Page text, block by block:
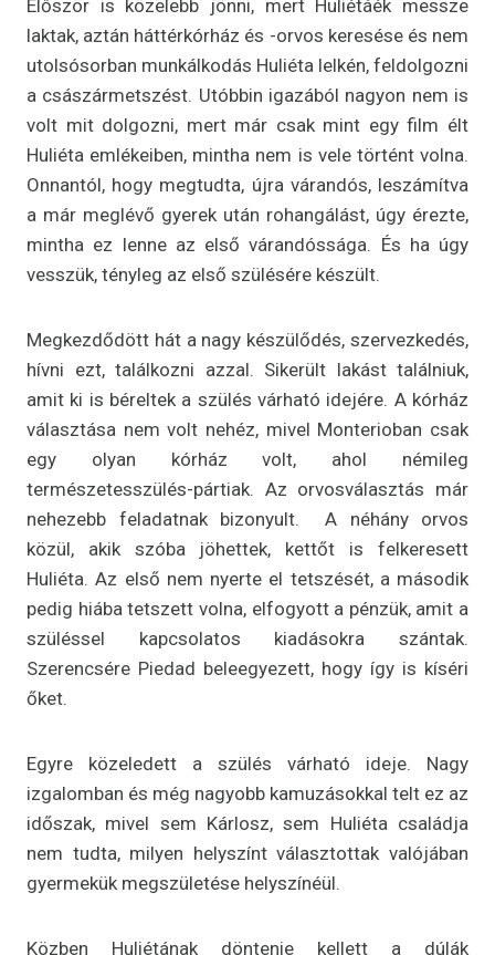
Először is közelebb jönni, mert Huliétáék messze
laktak, aztán háttérkórház és -orvos keresése és nem
utolsósorban munkálkodás Huliéta lelkén, feldolgozni
a császármetszést. Utóbbin igazából nagyon nem is
volt mit dolgozni, mert már csak mint egy film élt
Huliéta emlékeiben, mintha nem is vele történt volna.
Onnantól, hogy megtudta, újra várandós, leszámítva
a már meglévő gyerek után rohangálást, úgy érezte,
mintha ez lenne az első várandóssága. És ha úgy
vesszük, tényleg az első szülésére készült.
Megkezdődött hát a nagy készülődés, szervezkedés,
hívni ezt, találkozni azzal. Sikerült lakást találniuk,
amit ki is béreltek a szülés várható idejére. A kórház
választása nem volt nehéz, mivel Monterioban csak
egy olyan kórház volt, ahol némileg
természetesszülés-pártiak. Az orvosválasztás már
nehezebb feladatnak bizonyult. A néhány orvos
közül, akik szóba jöhettek, kettőt is felkeresett
Huliéta. Az első nem nyerte el tetszését, a második
pedig hiába tetszett volna, elfogyott a pénzük, amit a
szüléssel kapcsolatos kiadásokra szántak.
Szerencsére Piedad beleegyezett, hogy így is kíséri
őket.
Egyre közeledett a szülés várható ideje. Nagy
izgalomban és még nagyobb kamuzásokkal telt ez az
időszak, mivel sem Kárlosz, sem Huliéta családja
nem tudta, milyen helyszínt választottak valójában
gyermekük megszületése helyszínéül.
Közben Huliétának döntenie kellett a dúlák